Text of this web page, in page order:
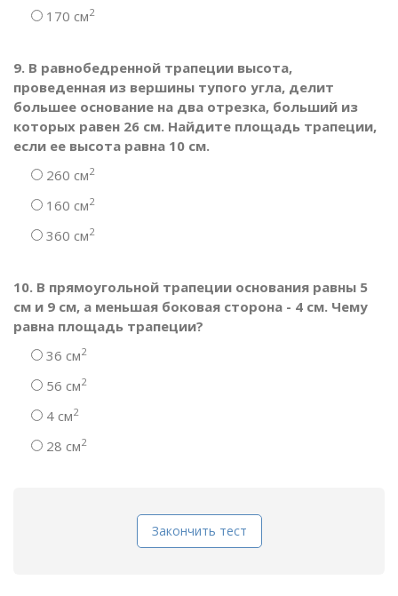
170 см2
9. В равнобедренной трапеции высота,
проведенная из вершины тупого угла, делит
большее основание на два отрезка, больший из
которых равен 26 см. Найдите площадь трапеции,
если ее высота равна 10 см.
260 см2
160 см2
360 см2
10. В прямоугольной трапеции основания равны 5
см и 9 см, а меньшая боковая сторона - 4 см. Чему
равна площадь трапеции?
36 см2
56 см2
4 см2
28 см2
Закончить тест